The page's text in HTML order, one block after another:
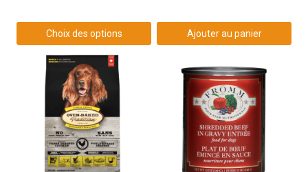
prix :
53,99$
à
95,99$
Choix des options
produit
variations.
options
Ajouter au panier